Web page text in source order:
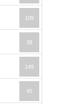
109
38
149
45